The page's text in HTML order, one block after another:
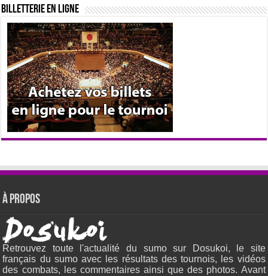
Billetterie en ligne
À propos
Retrouvez toute l'actualité du sumo sur Dosukoi, le site
français du sumo avec les résultats des tournois, les vidéos
des combats, les commentaires ainsi que des photos. Avant